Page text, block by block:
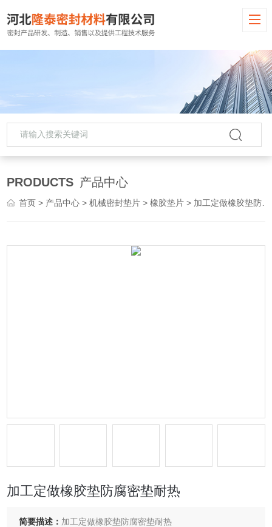
PRODUCTS 产品中心
首页 > 产品中心 >机械密封垫片 >橡胶垫片 > 加工定做橡胶垫防腐密垫耐热
加工定做橡胶垫防腐密垫耐热
简要描述： 加工定做橡胶垫防腐密垫耐热